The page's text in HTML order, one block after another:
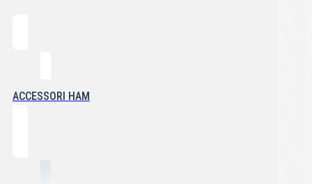
ACCESSORI HAM